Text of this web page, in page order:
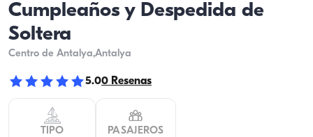
Cumpleaños y Despedida de
Soltera
Centro de Antalya,Antalya
5.00 Resenas
TIPO
PASAJEROS